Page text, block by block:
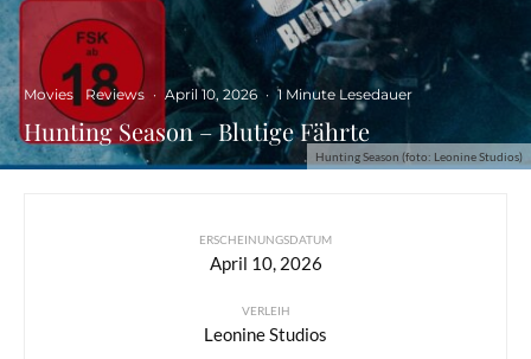
Hunting Season (foto: Leonine Studios)
Movies Reviews · April 10, 2026 · 1 Minute Lesedauer
Hunting Season – Blutige Fährte
ERSCHEINUNGSDATUM
April 10, 2026
VERLEIH
Leonine Studios